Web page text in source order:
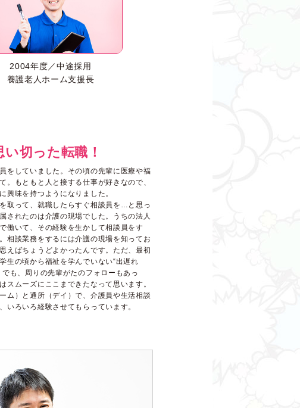
2004年度／中途採用
養護老人ホーム支援長
切った転職！
をしていました。その頃の先輩に医療や福
。もともと人と接する仕事が好きなので、
興味を持つようになりました。
取って、就職したらすぐ相談員を…と思っ
されたのは介護の現場でした。うちの法人
働いて、その経験を生かして相談員をす
相談業務をするには介護の現場を知ってお
えばちょうどよかったんです。ただ、最初
生の頃から福祉を学んでいない“出遅れ
も、周りの先輩がたのフォローもあっ
スムーズにここまできたなって思います。
ム）と通所（デイ）で、介護員や生活相談
いろいろ経験させてもらっています。